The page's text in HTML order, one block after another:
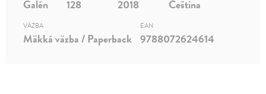
Galén 128 2018 Čeština
VÄZBA
Mäkká väzba / Paperback
EAN
9788072624614